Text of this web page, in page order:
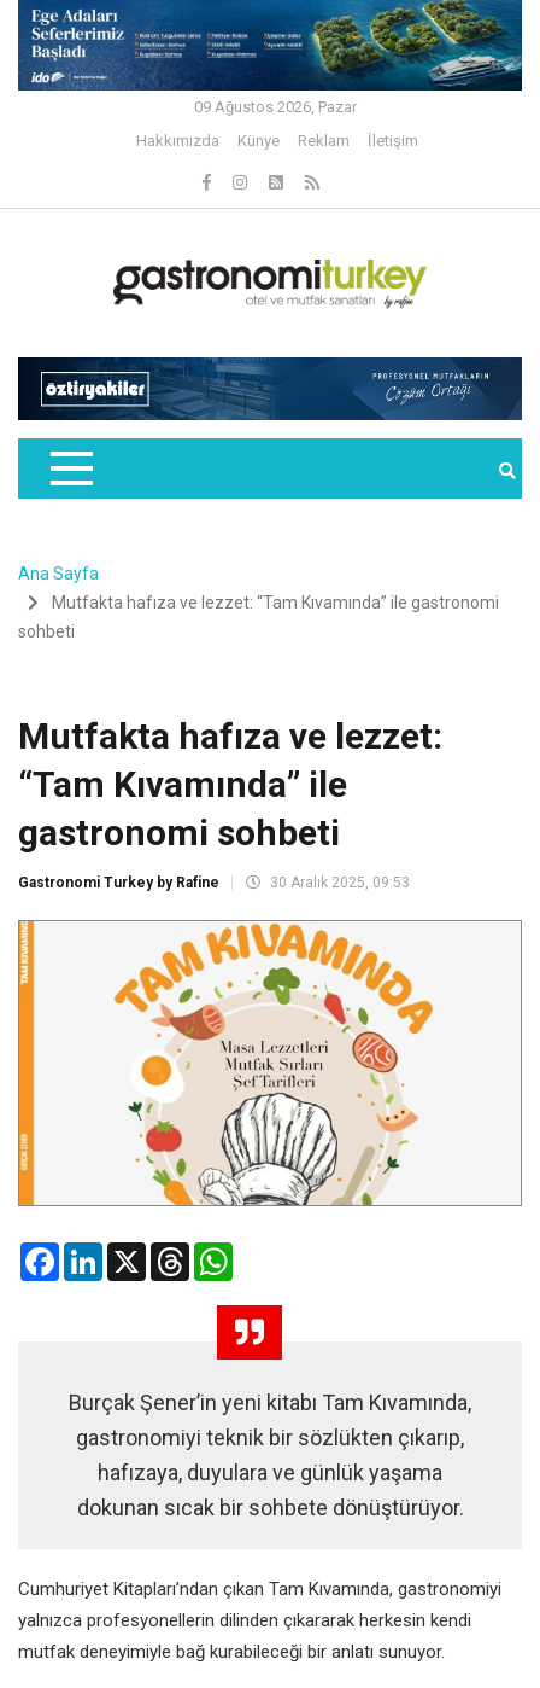
09 Ağustos 2026, Pazar
Hakkımızda
Künye Reklam İletişim
Ana Sayfa
Mutfakta hafıza ve lezzet: “Tam Kıvamında” ile gastronomi
sohbeti
Mutfakta hafıza ve lezzet:
“Tam Kıvamında” ile
gastronomi sohbeti
Gastronomi Turkey by Rafine 30 Aralık 2025, 09:53
FacebookLinkedIn
X Threads
Burçak Şener’in yeni kitabı Tam Kıvamında,
gastronomiyi teknik bir sözlükten çıkarıp,
hafızaya, duyulara ve günlük yaşama
dokunan sıcak bir sohbete dönüştürüyor.
Cumhuriyet Kitapları’ndan çıkan Tam Kıvamında, gastronomiyi
yalnızca profesyonellerin dilinden çıkararak herkesin kendi
mutfak deneyimiyle bağ kurabileceği bir anlatı sunuyor.